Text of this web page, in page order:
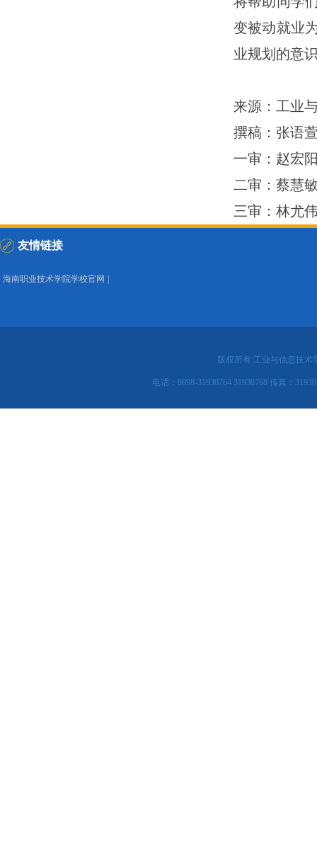
变被动就业
业规划的意
来源：工业
撰稿：张语
一审：赵宏
二审：蔡慧
三审：林尤
友情链接
海南职业技术学院学校官网
版权所有:工业与信息技
电话：0898-31930764 31930768 传真：